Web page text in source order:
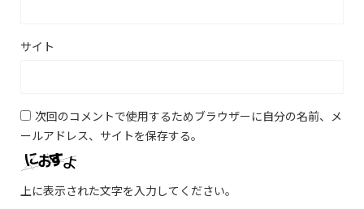
サイト
次回のコメントで使用するためブラウザーに自分の名前、メ
ールアドレス、サイトを保存する。
上に表示された文字を入力してください。